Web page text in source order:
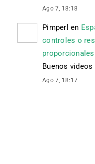
Ago 7, 18:18
Pimperl en
controles o
proporcionales
Buenos
Ago 7, 18:17